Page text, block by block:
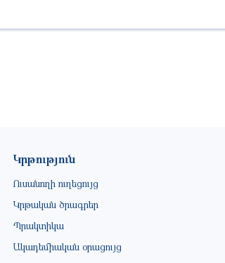
Կրթություն
Ուսանողի ուղեցույց
Կրթական ծրագրեր
Պրակտիկա
Ակադեմիական օրացույց